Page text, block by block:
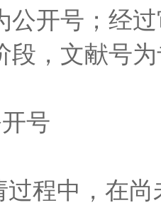
公开号；经
段，文献号
号
中，在尚